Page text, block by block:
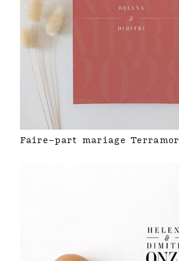
Faire-part mariage Terramor